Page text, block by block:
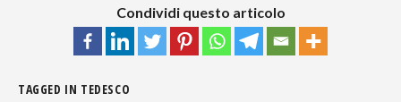
Condividi questo articolo
TAGGED IN TEDESCO